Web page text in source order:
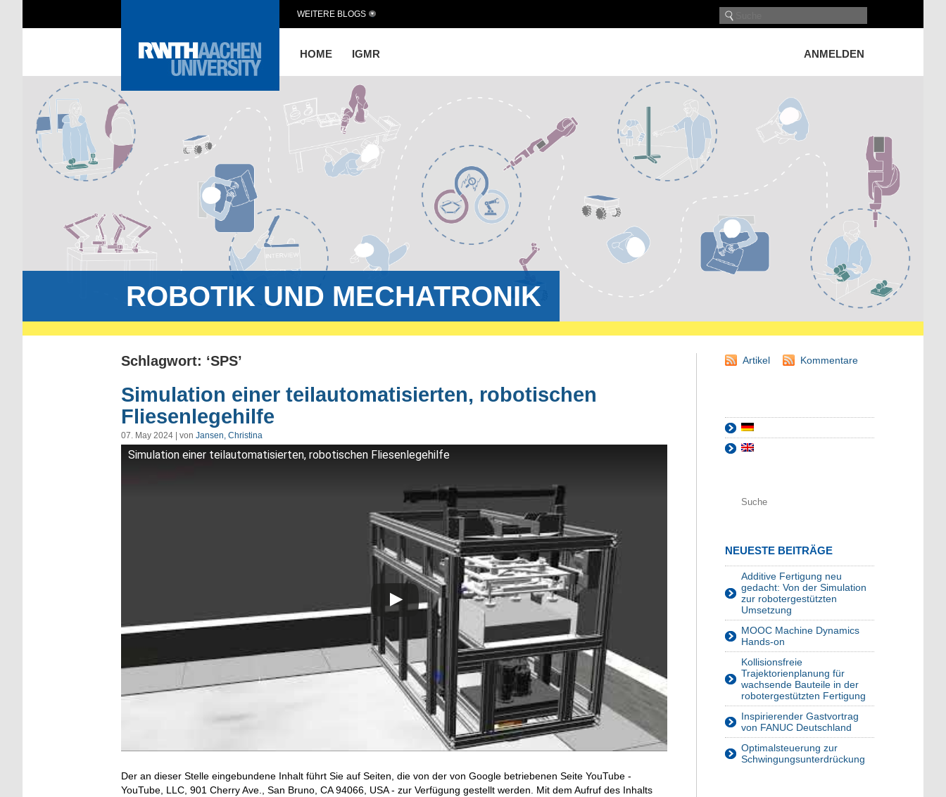
HOME IGMR ANMELDEN
WEITERE BLOGS
ROBOTIK UND MECHATRONIK
Schlagwort: ‘SPS’
Simulation einer teilautomatisierten, robotischen
Fliesenlegehilfe
07. May 2024 | von Jansen, Christina
Simulation einer teilautomatisierten, robotischen Fliesenlegehilfe
Der an dieser Stelle eingebundene Inhalt führt Sie auf Seiten, die von der von Google betriebenen Seite YouTube -
YouTube, LLC, 901 Cherry Ave., San Bruno, CA 94066, USA - zur Verfügung gestellt werden. Mit dem Aufruf des Inhalts
Artikel Kommentare
NEUESTE BEITRÄGE
Additive Fertigung neu
gedacht: Von der Simulation
zur robotergestützten
Umsetzung
MOOC Machine Dynamics
Hands-on
Kollisionsfreie
Trajektorienplanung für
wachsende Bauteile in der
robotergestützten Fertigung
Inspirierender Gastvortrag
von FANUC Deutschland
Optimalsteuerung zur
Schwingungsunterdrückung